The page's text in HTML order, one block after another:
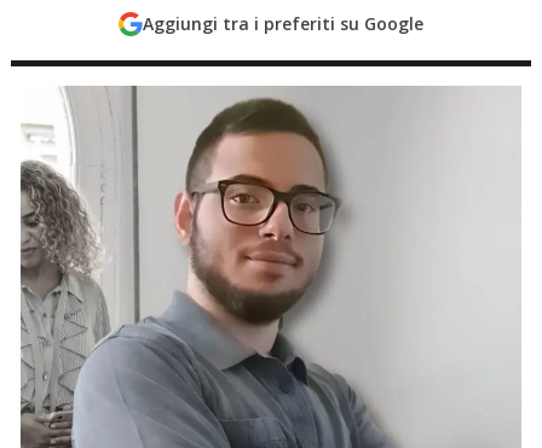
Aggiungi tra i preferiti su Google